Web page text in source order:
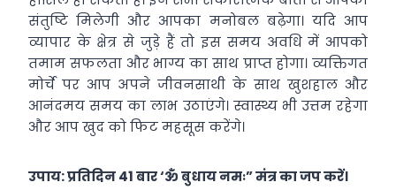
संतुष्टि मिलेगी और आपका मनोबल बढ़ेगा। यदि आप
व्यापार के क्षेत्र से जुड़े हैं तो इस समय अवधि में आपको
तमाम सफलता और भाग्य का साथ प्राप्त होगा। व्यक्तिगत
मोर्चे पर आप अपने जीवनसाथी के साथ खुशहाल और
आनंदमय समय का लाभ उठाएंगे। स्वास्थ्य भी उत्तम रहेगा
और आप खुद को फिट महसूस करेंगे।
उपाय: प्रतिदिन 41 बार ‘ॐ बुधाय नमः” मंत्र का जप करें।